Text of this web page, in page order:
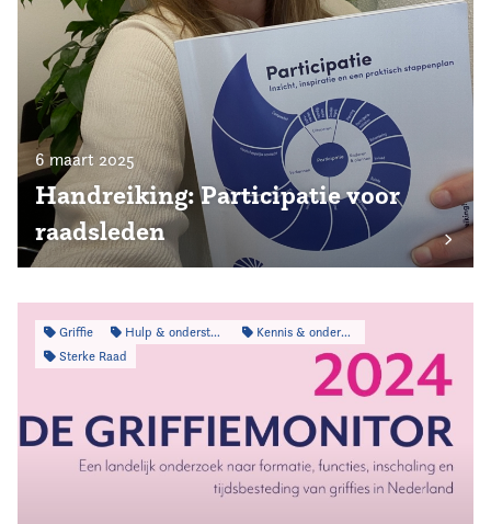
6 maart 2025
Handreiking: Participatie voor
raadsleden
Griffie Hulp & ondersteuning
Kennis & onderzoek
Sterke Raad